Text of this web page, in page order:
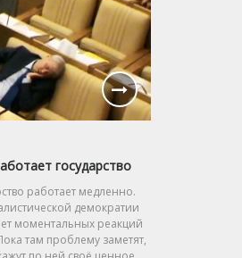
государство
работает медленно.
демократии
моментальных реакций
там проблему заметят,